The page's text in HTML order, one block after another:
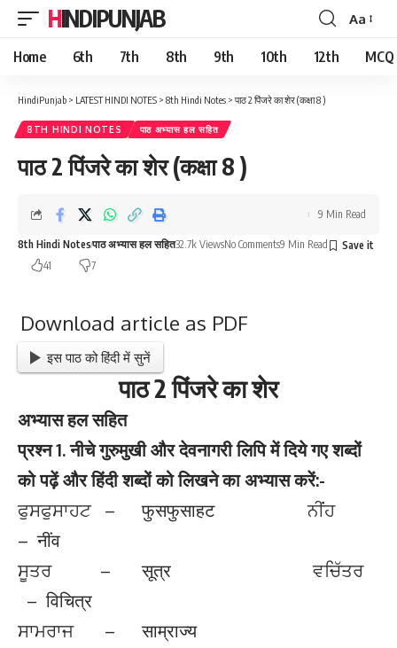
HINDIPUNJAB
Font
Resizer
Aa
Home 6th 7th 8th 9th 10th 12th MCQ
HindiPunjab > LATEST HINDI NOTES > 8th Hindi Notes > पाठ 2 पिंजरे का शेर (कक्षा 8 )
8TH HINDI NOTES पाठ अभ्यास हल सहित
पाठ 2 पिंजरे का शेर (कक्षा 8 )
8th Hindi Notesपाठ अभ्यास हल सहित32.7k ViewsNo Comments9 Min Read
41
7
9 Min Read
Download article as PDF
इस पाठ को हिंदी में सुनें
पाठ 2 पिंजरे का शेर
अभ्यास हल सहित
प्रश्न 1. नीचे गुरुमुखी और देवनागरी लिपि में दिये गए शब्दों
को पढ़ें और हिंदी शब्दों को लिखने का अभ्यास करें:-
ਫੁਸਫੁਸਾਹਟ – फुसफुसाहट ਨੀਂਹ
– नींव
ਸੂਤਰ – सूत्र ਵਚਿੱਤਰ
– विचित्र
ਸਾਮਰਾਜ – साम्राज्य